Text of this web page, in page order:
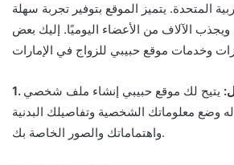
المتحدة. يتميز الموقع بتوفير تجربة سهلة
الآلاف من الأعضاء اليوميًا. إليك بعض
يتيح لك موقع حبيبي إنشاء ملف شخصي
وضع معلوماتك الشخصية وتفاصيلك البدنية
واهتماماتك والصور الخاصة بك.